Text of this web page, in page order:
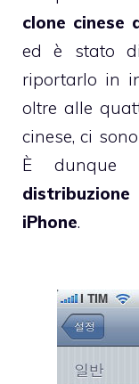
clone cinese
ed è stato
riportarlo in
oltre alle
cinese, ci
È dunque
iPhone.